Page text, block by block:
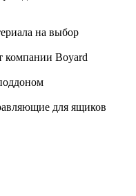
на выбор
компании Boyard
для ящиков